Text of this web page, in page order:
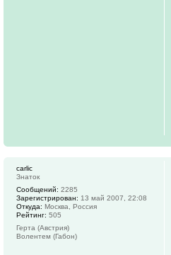
carlic
Знаток
Сообщений: 2285
Зарегистрирован: 13 май 2007, 22:08
Откуда: Москва, Россия
Рейтинг: 505
Герта (Австрия)
Волентем (Габон)